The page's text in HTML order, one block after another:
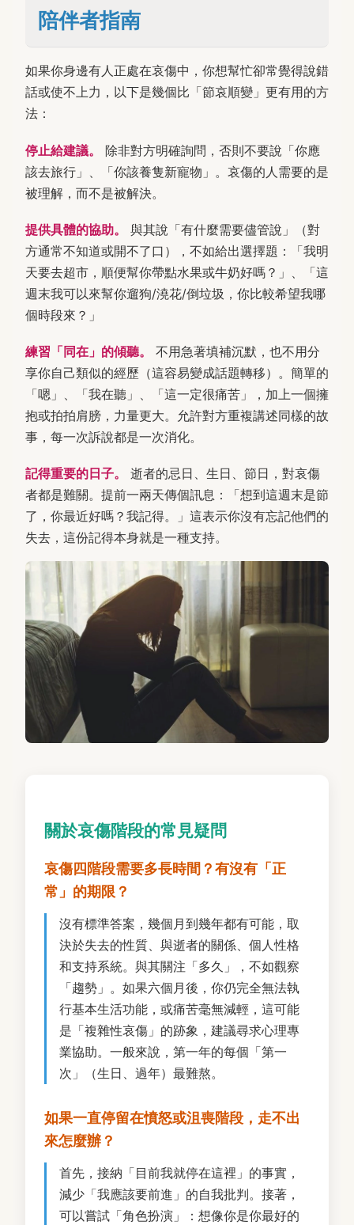
陪伴者指南
如果你身邊有人正處在哀傷中，你想幫忙卻常覺得說錯
話或使不上力，以下是幾個比「節哀順變」更有用的方
法：
停止給建議。
除非對方明確詢問，否則不要說「你應
該去旅行」、「你該養隻新寵物」。哀傷的人需要的是
被理解，而不是被解決。
提供具體的協助。
與其說「有什麼需要儘管說」（對
方通常不知道或開不了口），不如給出選擇題：「我明
天要去超市，順便幫你帶點水果或牛奶好嗎？」、「這
週末我可以來幫你遛狗/澆花/倒垃圾，你比較希望我哪
個時段來？」
練習「同在」的傾聽。
不用急著填補沉默，也不用分
享你自己類似的經歷（這容易變成話題轉移）。簡單的
「嗯」、「我在聽」、「這一定很痛苦」，加上一個擁
抱或拍拍肩膀，力量更大。允許對方重複講述同樣的故
事，每一次訴說都是一次消化。
記得重要的日子。
逝者的忌日、生日、節日，對哀傷
者都是難關。提前一兩天傳個訊息：「想到這週末是節
了，你最近好嗎？我記得。」這表示你沒有忘記他們的
失去，這份記得本身就是一種支持。
關於哀傷階段的常見疑問
哀傷四階段需要多長時間？有沒有「正
常」的期限？
沒有標準答案，幾個月到幾年都有可能，取
決於失去的性質、與逝者的關係、個人性格
和支持系統。與其關注「多久」，不如觀察
「趨勢」。如果六個月後，你仍完全無法執
行基本生活功能，或痛苦毫無減輕，這可能
是「複雜性哀傷」的跡象，建議尋求心理專
業協助。一般來說，第一年的每個「第一
次」（生日、過年）最難熬。
如果一直停留在憤怒或沮喪階段，走不出
來怎麼辦？
首先，接納「目前我就停在這裡」的事實，
減少「我應該要前進」的自我批判。接著，
可以嘗試「角色扮演」：想像你是你最好的